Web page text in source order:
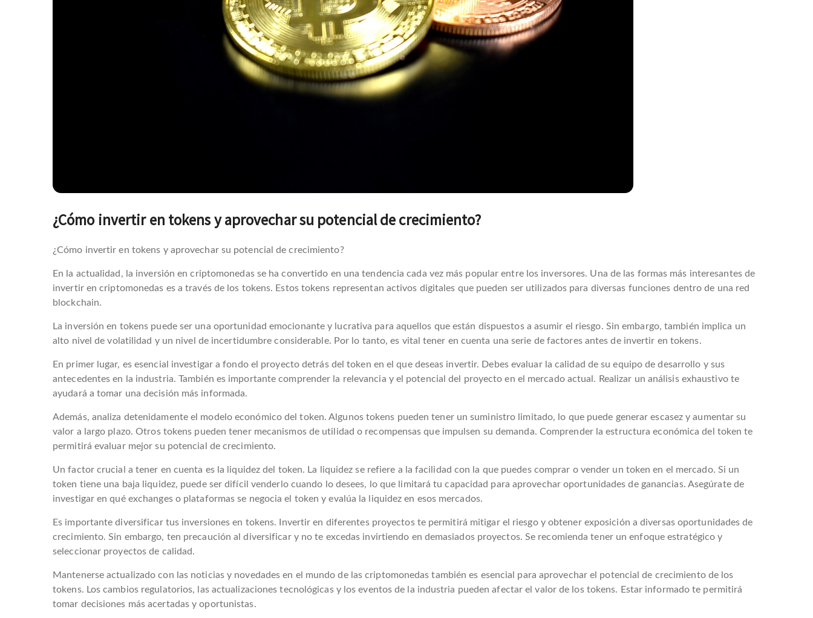
¿Cómo invertir en tokens y aprovechar su potencial de crecimiento?
¿Cómo invertir en tokens y aprovechar su potencial de crecimiento?
En la actualidad, la inversión en criptomonedas se ha convertido en una tendencia cada vez más popular entre los inversores. Una de las formas más interesantes de
invertir en criptomonedas es a través de los tokens. Estos tokens representan activos digitales que pueden ser utilizados para diversas funciones dentro de una red
blockchain.
La inversión en tokens puede ser una oportunidad emocionante y lucrativa para aquellos que están dispuestos a asumir el riesgo. Sin embargo, también implica un
alto nivel de volatilidad y un nivel de incertidumbre considerable. Por lo tanto, es vital tener en cuenta una serie de factores antes de invertir en tokens.
En primer lugar, es esencial investigar a fondo el proyecto detrás del token en el que deseas invertir. Debes evaluar la calidad de su equipo de desarrollo y sus
antecedentes en la industria. También es importante comprender la relevancia y el potencial del proyecto en el mercado actual. Realizar un análisis exhaustivo te
ayudará a tomar una decisión más informada.
Además, analiza detenidamente el modelo económico del token. Algunos tokens pueden tener un suministro limitado, lo que puede generar escasez y aumentar su
valor a largo plazo. Otros tokens pueden tener mecanismos de utilidad o recompensas que impulsen su demanda. Comprender la estructura económica del token te
permitirá evaluar mejor su potencial de crecimiento.
Un factor crucial a tener en cuenta es la liquidez del token. La liquidez se refiere a la facilidad con la que puedes comprar o vender un token en el mercado. Si un
token tiene una baja liquidez, puede ser difícil venderlo cuando lo desees, lo que limitará tu capacidad para aprovechar oportunidades de ganancias. Asegúrate de
investigar en qué exchanges o plataformas se negocia el token y evalúa la liquidez en esos mercados.
Es importante diversificar tus inversiones en tokens. Invertir en diferentes proyectos te permitirá mitigar el riesgo y obtener exposición a diversas oportunidades de
crecimiento. Sin embargo, ten precaución al diversificar y no te excedas invirtiendo en demasiados proyectos. Se recomienda tener un enfoque estratégico y
seleccionar proyectos de calidad.
Mantenerse actualizado con las noticias y novedades en el mundo de las criptomonedas también es esencial para aprovechar el potencial de crecimiento de los
tokens. Los cambios regulatorios, las actualizaciones tecnológicas y los eventos de la industria pueden afectar el valor de los tokens. Estar informado te permitirá
tomar decisiones más acertadas y oportunistas.